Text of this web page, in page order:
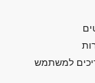
למשתמש